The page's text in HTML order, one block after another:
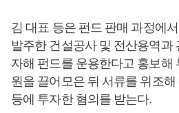
김 대표 등은 펀드 판매 과정에
발주한 건설공사 및 전산용역과
자해 펀드를 운용한다고 홍보해
원을 끌어모은 뒤 서류를 위조
등에 투자한 혐의를 받는다.